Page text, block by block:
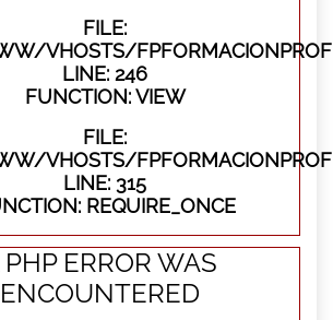
FILE:
VHOSTS/
LINE: 246
FUNCTION: VIEW
FILE:
VHOSTS/
LINE: 315
REQUIRE_ONCE
PHP ERROR WAS
ENCOUNTERED